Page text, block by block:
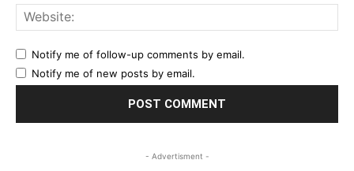
Notify me of follow-up comments by email.
Notify me of new posts by email.
- Advertisment -